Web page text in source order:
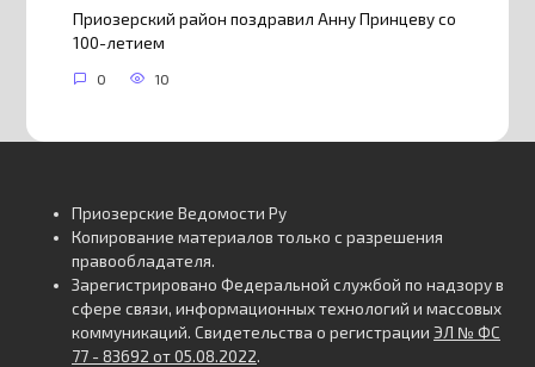
Приозерский район поздравил Анну Принцеву со
100-летием
0 10
Приозерские Ведомости Ру
Копирование материалов только с разрешения
правообладателя.
Зарегистрировано Федеральной службой по надзору в
сфере связи, информационных технологий и массовых
коммуникаций. Свидетельства о регистрации ЭЛ № ФС
77 - 83692 от 05.08.2022.